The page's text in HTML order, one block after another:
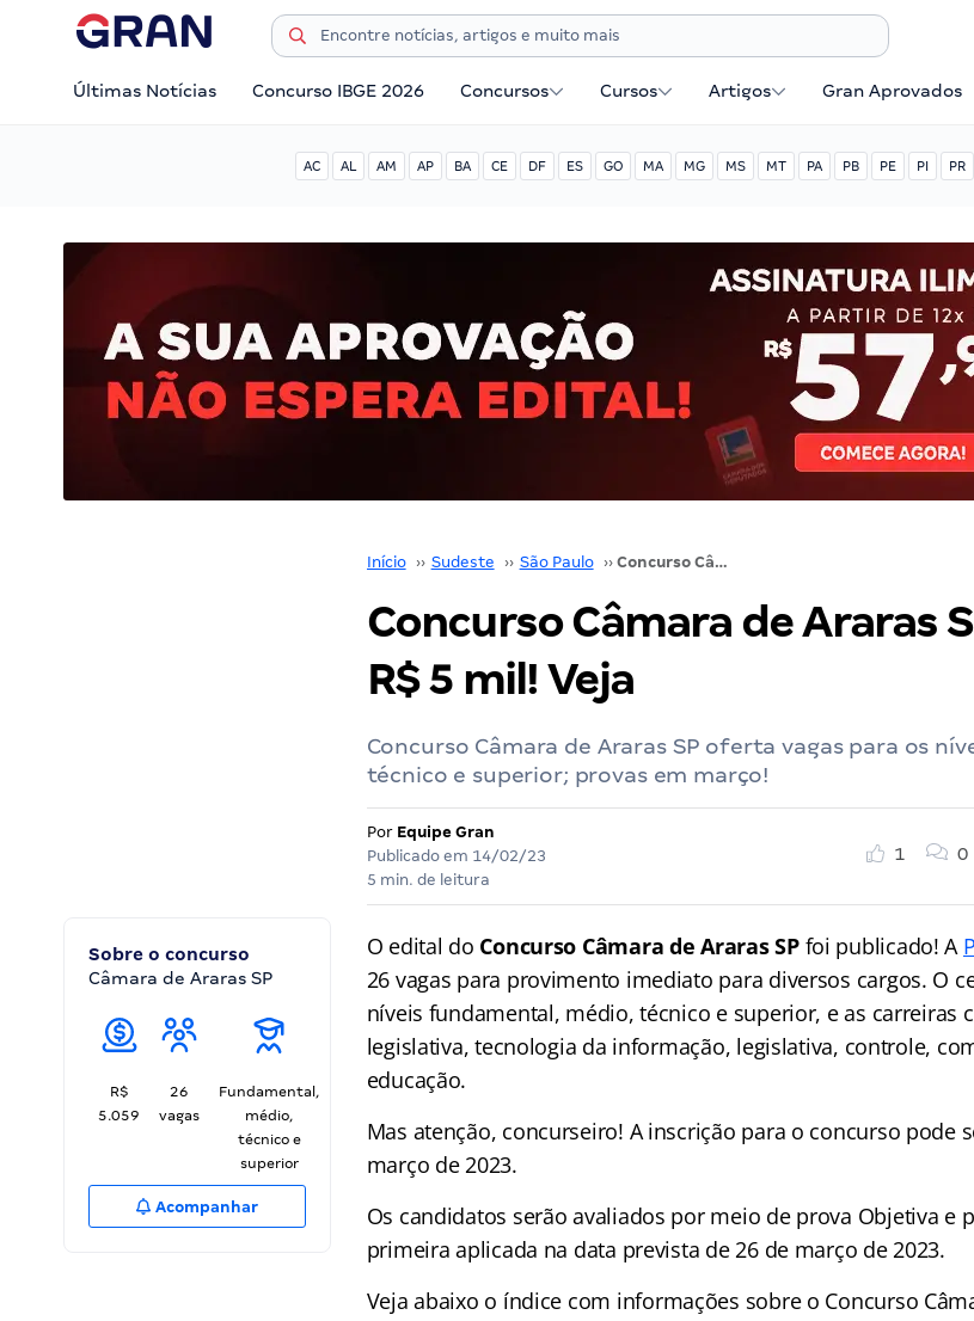
Últimas Notícias Concurso IBGE 2026 Concursos Cursos Artigos Gran Aprovados
AC AL AM AP BA CE DF ES GO MA MG MS MT PA PB PE PI PR
Início ›› Sudeste ›› São Paulo ›› Concurso Câmara de Araras SP: SAIU! Até R$ 5 mil! Veja
Concurso Câmara de Araras
R$ 5 mil! Veja
Concurso Câmara de Araras SP oferta vagas para os
técnico e superior; provas em março!
Por Equipe Gran
Publicado em 14/02/23
5 min. de leitura
1 0
Sobre o concurso
Câmara de Araras SP
R$
5.059
26
vagas
Fundamental,
médio,
técnico e
superior
Acompanhar
O edital do Concurso Câmara de Araras SPfoi publicado! A
26 vagas para provimento imediato para diversos cargos. O
níveis fundamental, médio, técnico e superior, e as carreiras
legislativa, tecnologia da informação, legislativa, controle,
educação.
Mas atenção, concurseiro! A inscrição para o concurso pode
março de 2023.
Os candidatos serão avaliados por meio de prova Objetiva e
primeira aplicada na data prevista de 26 de março de 2023.
Veja abaixo o índice com informações sobre o Concurso